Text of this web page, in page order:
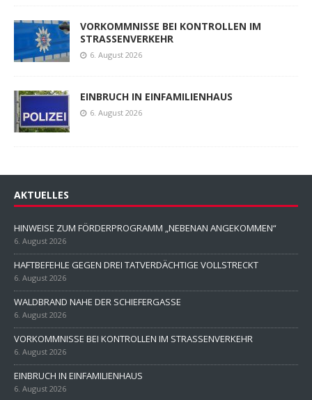
VORKOMMNISSE BEI KONTROLLEN IM
STRASSENVERKEHR
6. August 2026
EINBRUCH IN EINFAMILIENHAUS
6. August 2026
AKTUELLES
HINWEISE ZUM FÖRDERPROGRAMM „NEBENAN ANGEKOMMEN“
6. August 2026
HAFTBEFEHLE GEGEN DREI TATVERDÄCHTIGE VOLLSTRECKT
6. August 2026
WALDBRAND NAHE DER SCHIEFERGASSE
6. August 2026
VORKOMMNISSE BEI KONTROLLEN IM STRASSENVERKEHR
6. August 2026
EINBRUCH IN EINFAMILIENHAUS
6. August 2026